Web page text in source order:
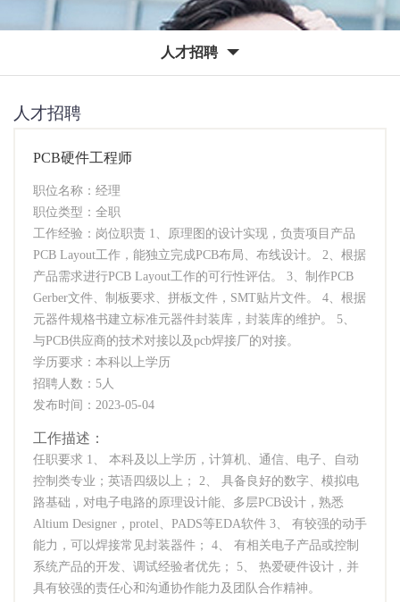
人才招聘
人才招聘
PCB硬件工程师
职位名称：经理
职位类型：全职
工作经验：岗位职责 1、原理图的设计实现，负责项目产品
PCB Layout工作，能独立完成PCB布局、布线设计。 2、根据
产品需求进行PCB Layout工作的可行性评估。 3、制作PCB
Gerber文件、制板要求、拼板文件，SMT贴片文件。 4、根据
元器件规格书建立标准元器件封装库，封装库的维护。 5、
与PCB供应商的技术对接以及pcb焊接厂的对接。
学历要求：本科以上学历
招聘人数：5人
发布时间：2023-05-04
工作描述：
任职要求 1、 本科及以上学历，计算机、通信、电子、自动
控制类专业；英语四级以上； 2、 具备良好的数字、模拟电
路基础，对电子电路的原理设计能、多层PCB设计，熟悉
Altium Designer，protel、PADS等EDA软件 3、 有较强的动手
能力，可以焊接常见封装器件； 4、 有相关电子产品或控制
系统产品的开发、调试经验者优先； 5、 热爱硬件设计，并
具有较强的责任心和沟通协作能力及团队合作精神。